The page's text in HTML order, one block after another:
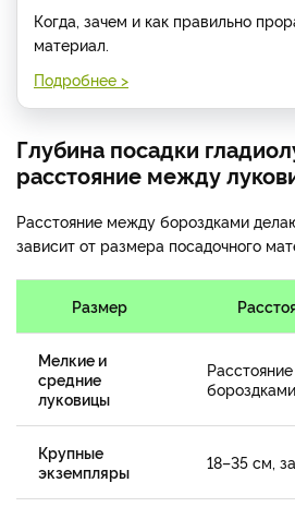
Когда, зачем и как правильно
материал.
Подробнее >
Глубина посадки
расстояние между
Расстояние между бороздками
зависит от размера посадочного
Размер
Мелкие и
средние
луковицы
Крупные
экземпляры
18–35 см,